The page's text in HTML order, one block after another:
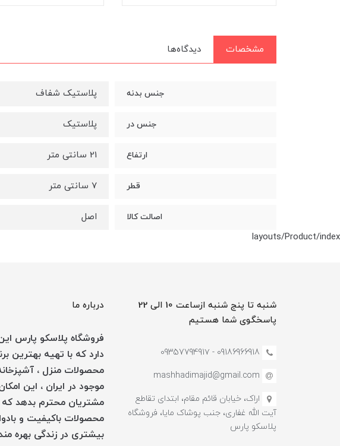
مشخصات دیدگاه‌ها
جنس بدنه پلاستیک شفاف
جنس در پلاستیک
ارتفاع 21 سانتی متر
قطر 7 سانتی متر
اصالت کالا
اصل
layouts/Product/index
شنبه تا پنج شنبه ازساعت 10 الی 22
پاسخگوی شما هستیم
09186966918 - 0935779491۷
mashhadimajid@gmail.com
اراک، خیابان قائم مقام، ابتدای تقاطع
آیت الله غفاری، جنب پوشاک مایا، فروشگاه
پلاسکو پارس
درباره ما
فروشگاه پلاسکو پارس این
دارد که با تهیه بهترین
محصولات منزل ،
موجود در ایران ، این
مشتریان محترم بدهد که
محصولات باکیفیت و
بیشتری در زندگی بهره